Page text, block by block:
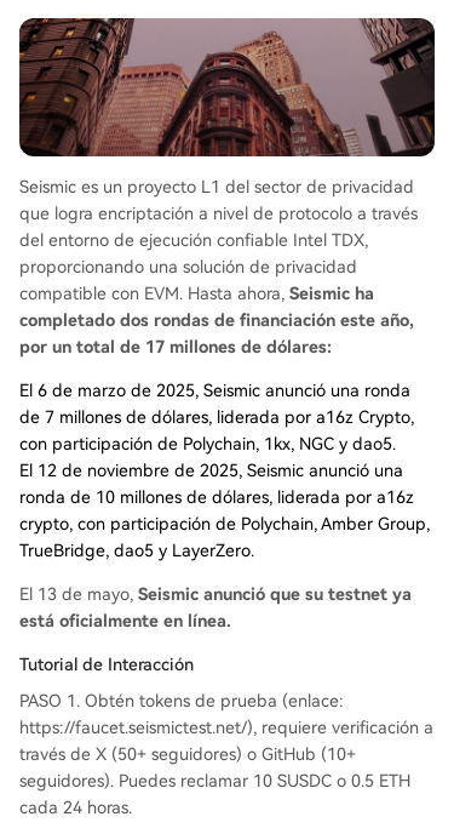
Seismic es un proyecto L1 del sector de privacidad
que logra encriptación a nivel de protocolo a través
del entorno de ejecución confiable Intel TDX,
proporcionando una solución de privacidad
compatible con EVM. Hasta ahora, Seismic ha
completado dos rondas de financiación este año,
por un total de 17 millones de dólares:
El 6 de marzo de 2025, Seismic anunció una ronda
de 7 millones de dólares, liderada por a16z Crypto,
con participación de Polychain, 1kx, NGC y dao5.
El 12 de noviembre de 2025, Seismic anunció una
ronda de 10 millones de dólares, liderada por a16z
crypto, con participación de Polychain, Amber Group,
TrueBridge, dao5 y LayerZero.
El 13 de mayo, Seismic anunció que su testnet ya
está oficialmente en línea.
Tutorial de Interacción
PASO 1. Obtén tokens de prueba (enlace:
https://faucet.seismictest.net/), requiere verificación a
través de X (50+ seguidores) o GitHub (10+
seguidores). Puedes reclamar 10 SUSDC o 0.5 ETH
cada 24 horas.